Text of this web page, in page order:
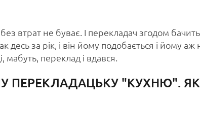
втрат не буває. І перекладач згодом бачить
десь за рік, і він йому подобається і йому аж
мабуть, переклад і вдався.
ПЕРЕКЛАДАЦЬКУ "КУХНЮ". ЯК